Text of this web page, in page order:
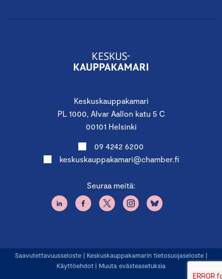
Keskuskauppakamari
PL 1000, Alvar Aallon katu 5 C
00101 Helsinki
09 4242 6200
keskuskauppakamari@chamber.fi
Seuraa meitä:
Saavutettavuusseloste | Keskuskauppakamarin tietosuojaseloste |
Käyttöehdot | Muuta evästeasetuksia